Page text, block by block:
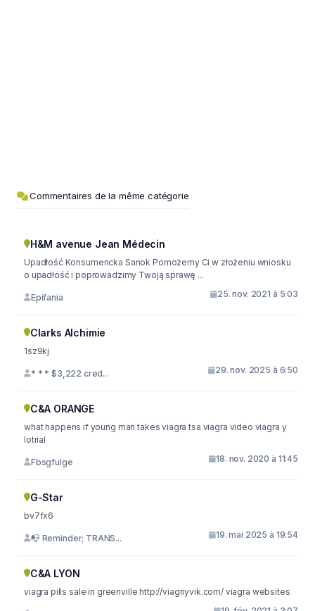
Commentaires de la même catégorie
H&M avenue Jean Médecin
Upadłość Konsumencka Sanok Pomożemy Ci w złożeniu wniosku
o upadłość i poprowadzimy Twoją sprawę ...
Epifania 25. nov. 2021 à 5:03
Clarks Alchimie
1sz9kj
* * * $3,222 cred... 29. nov. 2025 à 6:50
C&A ORANGE
what happens if young man takes viagra tsa viagra video viagra y
lotrial
Fbsgfulge 18. nov. 2020 à 11:45
G-Star
bv7fx6
📭 Reminder; TRANS... 19. mai 2025 à 19:54
C&A LYON
viagra pills sale in greenville http://viagriyvik.com/ viagra websites